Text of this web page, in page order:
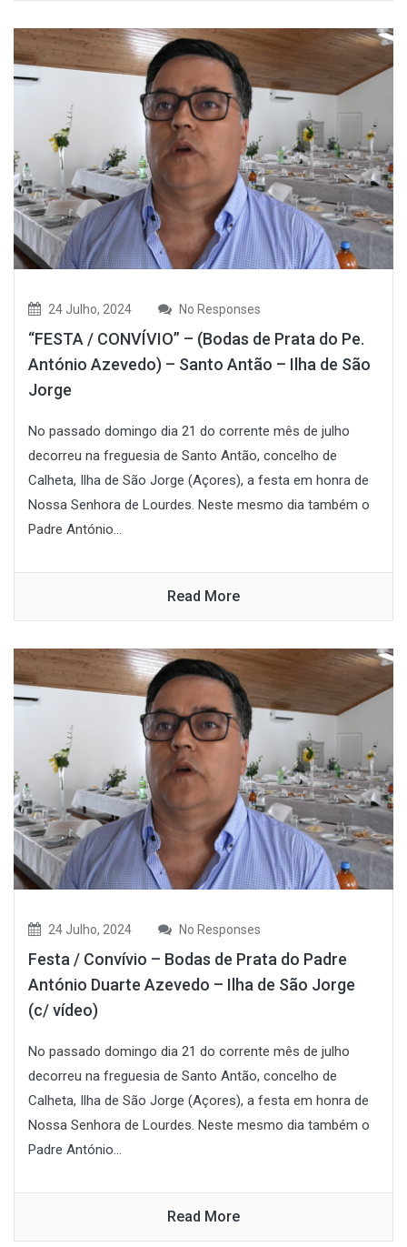
24 Julho, 2024 No Responses
“FESTA / CONVÍVIO” – (Bodas de Prata do Pe.
António Azevedo) – Santo Antão – Ilha de São
Jorge
No passado domingo dia 21 do corrente mês de julho
decorreu na freguesia de Santo Antão, concelho de
Calheta, Ilha de São Jorge (Açores), a festa em honra de
Nossa Senhora de Lourdes. Neste mesmo dia também o
Padre António...
Read More
24 Julho, 2024 No Responses
Festa / Convívio – Bodas de Prata do Padre
António Duarte Azevedo – Ilha de São Jorge
(c/ vídeo)
No passado domingo dia 21 do corrente mês de julho
decorreu na freguesia de Santo Antão, concelho de
Calheta, Ilha de São Jorge (Açores), a festa em honra de
Nossa Senhora de Lourdes. Neste mesmo dia também o
Padre António...
Read More